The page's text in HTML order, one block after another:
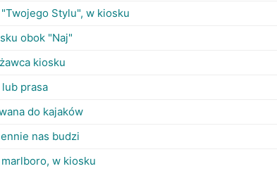
Stylu", w kiosku
obok "Naj"
kiosku
prasa
do kajaków
nas budzi
w kiosku